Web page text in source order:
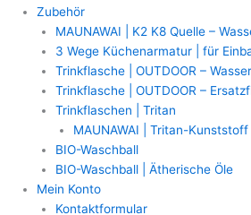
Zubehör
MAUNAWAI | K2 K8 Quelle –
3 Wege Küchenarmatur | für
Trinkflasche | OUTDOOR –
Trinkflasche | OUTDOOR –
Trinkflaschen | Tritan
MAUNAWAI | Tritan-
BIO-Waschball
BIO-Waschball | Ätherische Öle
Mein Konto
Kontaktformular